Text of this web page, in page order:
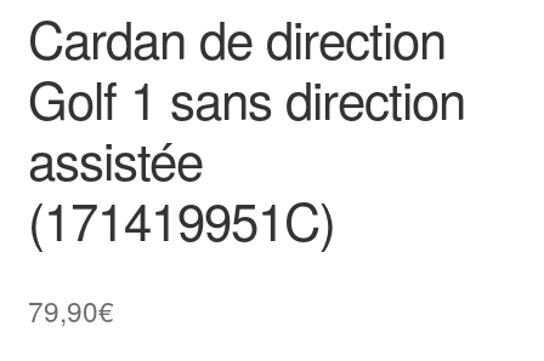
Cardan de direction
Golf 1 sans direction
assistée
(171419951C)
79,90€